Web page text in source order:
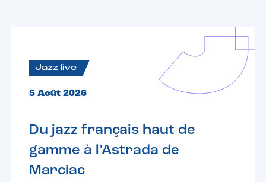
Jazz live
5 Août 2026
Du jazz français haut de
gamme à l’Astrada de
Marciac